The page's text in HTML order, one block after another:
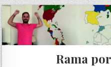
Skip to content
Rama